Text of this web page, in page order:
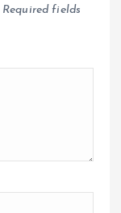
Required fields